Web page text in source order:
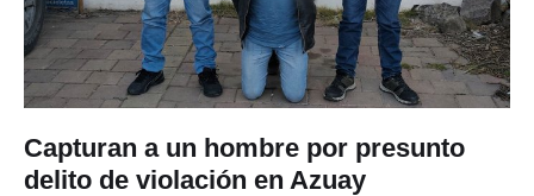
Capturan a un hombre por presunto
delito de violación en Azuay